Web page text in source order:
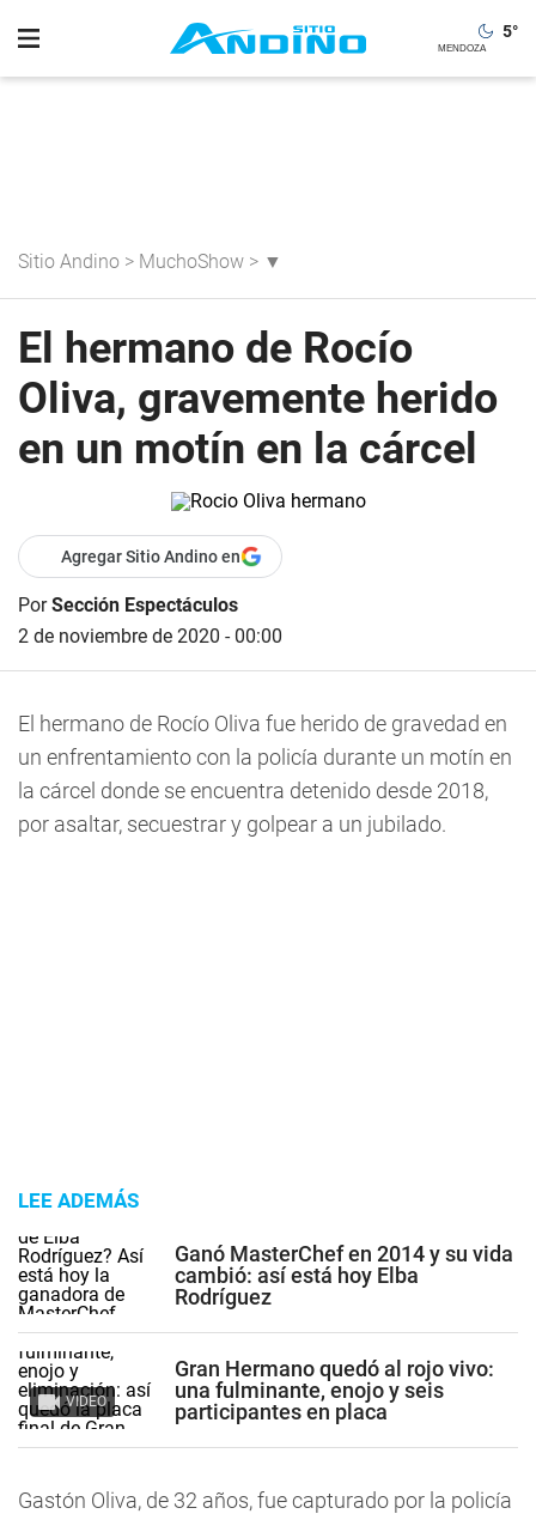
5°
Sitio Andino > MuchoShow > ▼
El hermano de Rocío
Oliva, gravemente herido
en un motín en la cárcel
Agregar Sitio Andino en
PorSección Espectáculos
2 de noviembre de 2020 - 00:00
El hermano de Rocío Oliva fue herido de gravedad en
un enfrentamiento con la policía durante un motín en
la cárcel donde se encuentra detenido desde 2018,
por asaltar, secuestrar y golpear a un jubilado.
LEE ADEMÁS
Ganó MasterChef en 2014 y su vida
cambió: así está hoy Elba
Rodríguez
VIDEO
Gran Hermano quedó al rojo vivo:
una fulminante, enojo y seis
participantes en placa
Gastón Oliva, de 32 años, fue capturado por la policía